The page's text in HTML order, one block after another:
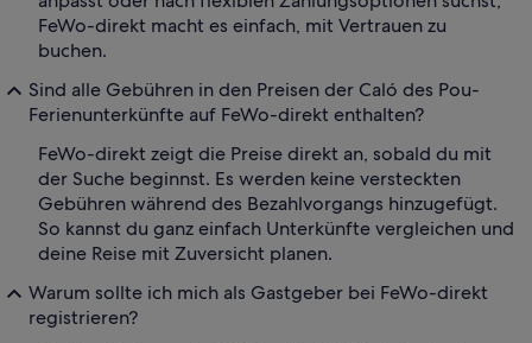
FeWo-direkt macht es einfach, mit Vertrauen zu
buchen.
Sind alle Gebühren in den Preisen der Caló des Pou-
Ferienunterkünfte auf FeWo-direkt enthalten?
FeWo-direkt zeigt die Preise direkt an, sobald du mit
der Suche beginnst. Es werden keine versteckten
Gebühren während des Bezahlvorgangs hinzugefügt.
So kannst du ganz einfach Unterkünfte vergleichen und
deine Reise mit Zuversicht planen.
Warum sollte ich mich als Gastgeber bei FeWo-direkt
registrieren?